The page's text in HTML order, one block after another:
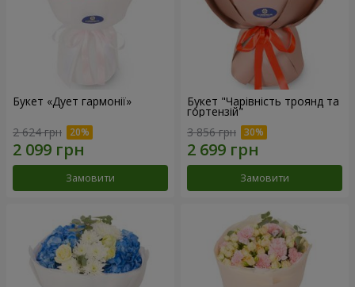
Букет «Дует гармонії»
2 624 грн
Замовити
Букет "Чарівність троянд та
гортензій"
3 856 грн
Замовити